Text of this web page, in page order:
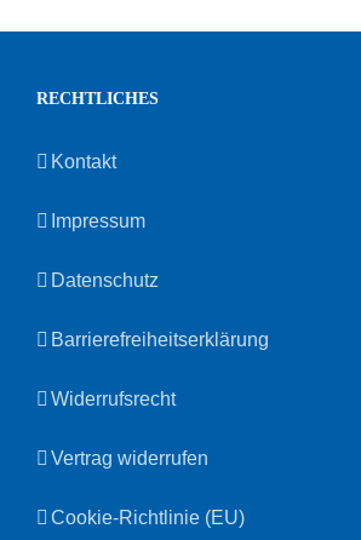
RECHTLICHES
Kontakt
Impressum
Datenschutz
Barrierefreiheitserklärung
Widerrufsrecht
Vertrag widerrufen
Cookie-Richtlinie (EU)